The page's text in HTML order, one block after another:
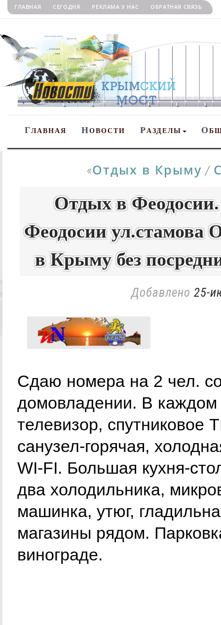
ГЛАВНАЯ СЕГОДНЯ РЕКЛАМА У НАС ОБРАТНАЯ СВЯЗЬ
ГЛАВНАЯ НОВОСТИ РАЗДЕЛЫ О
«Отдых в Крыму /
Отдых в
Феодосии ул.стамова
в Крыму без
Добавлено 25-
Сдаю номера на 2 чел.
домовладении. В каждом
телевизор, спутниковое
санузел-горячая,
WI-FI. Большая кухня-
два холодильника,
машинка, утюг,
магазины рядом.
винограде.